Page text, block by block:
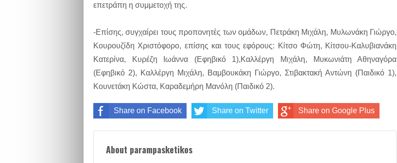
επετράπη η συμμετοχή της.
-Επίσης, συγχαίρει τους προπονητές των ομάδων, Πετράκη Μιχάλη, Μυλωνάκη Γιώργο,
Κουρουζίδη Χριστόφορο, επίσης και τους εφόρους: Κίτσο Φώτη, Κίτσου-Καλυβιανάκη
Κατερίνα, Κυρέζη Ιωάννα (Εφηβικό 1),Καλλέργη Μιχάλη, Μυκωνιάτη Αθηναγόρα
(Εφηβικό 2), Καλλέργη Μιχάλη, Βαμβουκάκη Γιώργο, Στιβακτακή Αντώνη (Παιδικό 1),
Κουνετάκη Κώστα, Καραδεμήρη Μανόλη (Παιδικό 2).
Share on Facebook Share on Twitter Share on Google Plus
About parampasketikos